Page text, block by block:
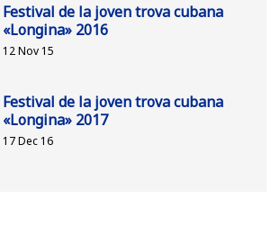
Festival de la joven trova cubana
«Longina» 2016
12 Nov 15
Festival de la joven trova cubana
«Longina» 2017
17 Dec 16